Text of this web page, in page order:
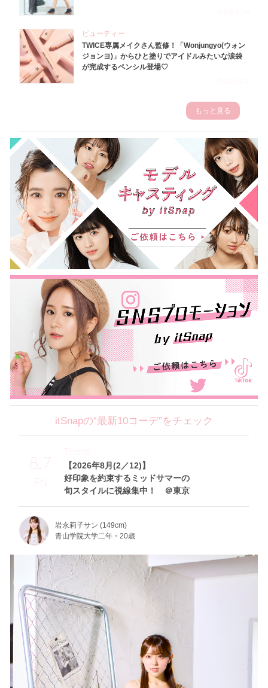
ビューティー
TWICE専属メイクさん監修！「Wonjungyo(ウォン
ジョンヨ)」からひと塗りでアイドルみたいな涙袋
が完成するペンシル登場♡
もっと見る
itSnapの“最新10コーデ”をチェック
8.7
Fri
【2026年8月(2／12)】
好印象を約束するミッドサマーの
旬スタイルに視線集中！ ＠東京
Theme
岩永莉子サン (149cm)
青山学院大学二年・20歳